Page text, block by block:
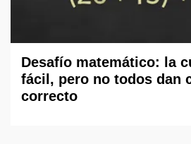
Desafío matemático: la
fácil, pero no todos dan
correcto